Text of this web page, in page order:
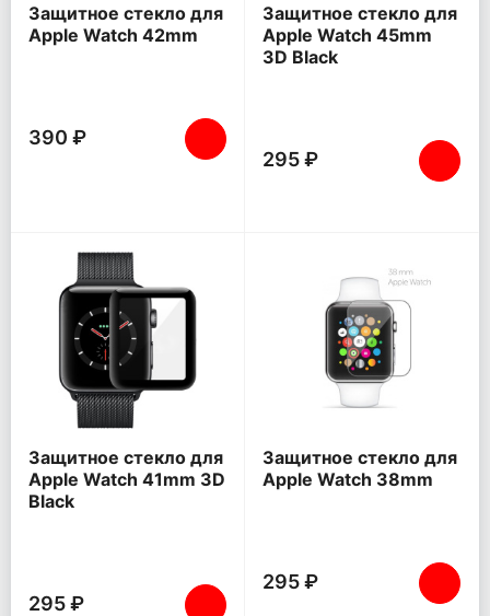
Защитное стекло для
Apple Watch 42mm
390 ₽
Защитное стекло для
Apple Watch 45mm
3D Black
295 ₽
Защитное стекло для
Apple Watch 41mm 3D
Black
295 ₽
Защитное стекло для
Apple Watch 38mm
295 ₽